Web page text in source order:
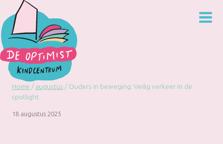
Doorgaan
naar
inhoud
Home / augustus / Ouders in beweging: Veilig verkeer in de
spotlight
18 augustus 2025